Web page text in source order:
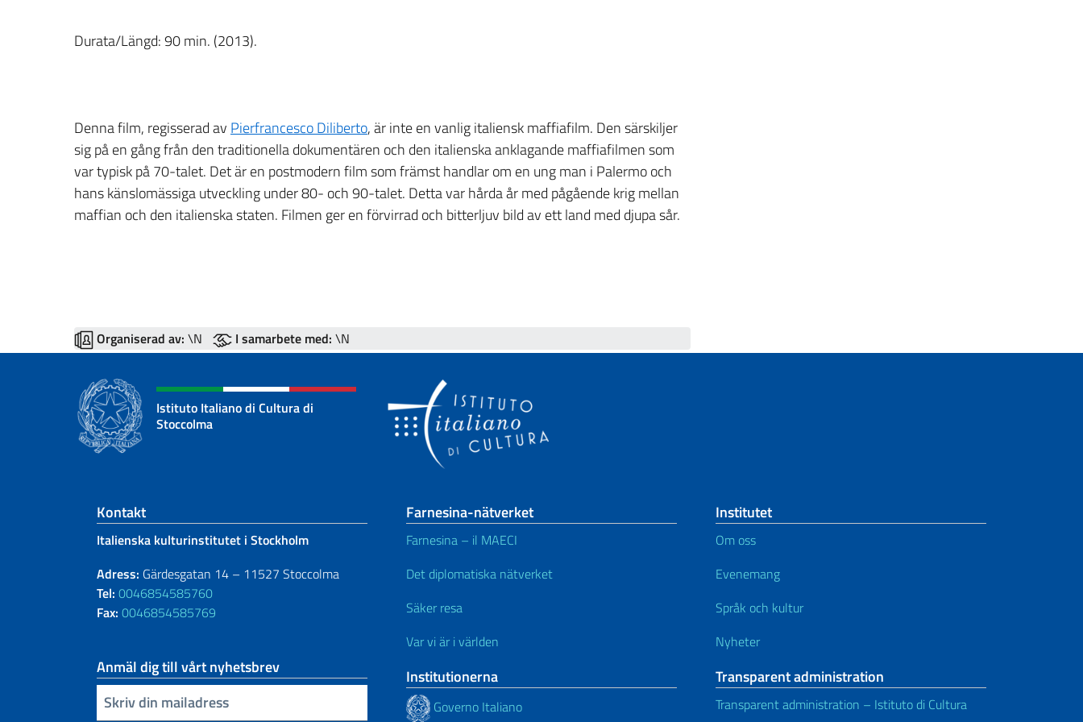
Durata/Längd: 90 min. (2013).
Denna film, regisserad av Pierfrancesco Diliberto, är inte en vanlig italiensk maffiafilm. Den särskiljer
sig på en gång från den traditionella dokumentären och den italienska anklagande maffiafilmen som
var typisk på 70-talet. Det är en postmodern film som främst handlar om en ung man i Palermo och
hans känslomässiga utveckling under 80- och 90-talet. Detta var hårda år med pågående krig mellan
maffian och den italienska staten. Filmen ger en förvirrad och bitterljuv bild av ett land med djupa sår.
Organiserad av: \N I samarbete med: \N
Istituto Italiano di Cultura di
Stoccolma
Footer section
Kontakt
Italienska kulturinstitutet i Stockholm
Adress: Gärdesgatan 14 – 11527 Stoccolma
Tel: 0046854585760
Fax: 0046854585769
Anmäl dig till vårt nyhetsbrev
Infoga din e-post
Farnesina-nätverket
Farnesina – il MAECI
Det diplomatiska nätverket
Säker resa
Var vi är i världen
Institutionerna
Governo Italiano
Institutet
Om oss
Evenemang
Språk och kultur
Nyheter
Transparent administration
Transparent administration – Istituto di Cultura